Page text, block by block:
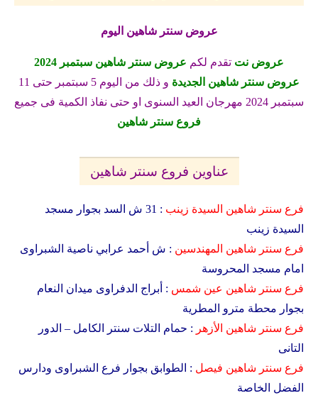
عروض سنتر شاهين اليوم
عروض نت تقدم لكم عروض سنتر شاهين سبتمبر 2024
عروض سنتر شاهين الجديدة
و ذلك من اليوم 5 سبتمبر حتى 11
سبتمبر 2024 مهرجان العيد السنوى او حتى نفاذ الكمية فى جميع
فروع سنتر شاهين
عناوين فروع سنتر شاهين
فرع سنتر شاهين السيدة زينب
: 31 ش السد بجوار مسجد
السيدة زينب
فرع سنتر شاهين المهندسين : ش أحمد عرابي ناصية الشبراوى
امام مسجد المحروسة
فرع سنتر شاهين عين شمس : أبراج الدفراوى ميدان النعام
بجوار محطة مترو المطرية
فرع سنتر شاهين الأزهر : حمام التلات سنتر الكامل – الدور
التانى
فرع سنتر شاهين فيصل : الطوابق بجوار فرع الشبراوى ودارس
الفضل الخاصة